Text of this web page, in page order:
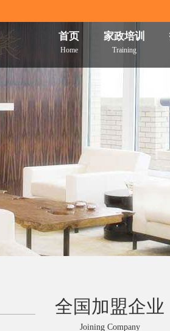
首页
Home
家政培训
Training
全国加盟企业
Joining Company